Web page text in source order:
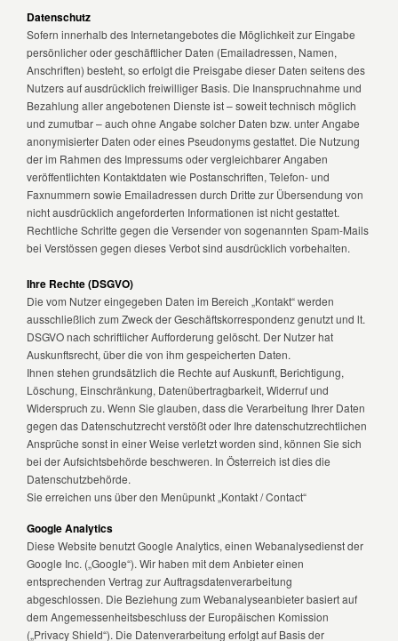
Datenschutz
Sofern innerhalb des Internetangebotes die Möglichkeit zur Eingabe
persönlicher oder geschäftlicher Daten (Emailadressen, Namen,
Anschriften) besteht, so erfolgt die Preisgabe dieser Daten seitens des
Nutzers auf ausdrücklich freiwilliger Basis. Die Inanspruchnahme und
Bezahlung aller angebotenen Dienste ist – soweit technisch möglich
und zumutbar – auch ohne Angabe solcher Daten bzw. unter Angabe
anonymisierter Daten oder eines Pseudonyms gestattet. Die Nutzung
der im Rahmen des Impressums oder vergleichbarer Angaben
veröffentlichten Kontaktdaten wie Postanschriften, Telefon- und
Faxnummern sowie Emailadressen durch Dritte zur Übersendung von
nicht ausdrücklich angeforderten Informationen ist nicht gestattet.
Rechtliche Schritte gegen die Versender von sogenannten Spam-Mails
bei Verstössen gegen dieses Verbot sind ausdrücklich vorbehalten.
Ihre Rechte (DSGVO)
Die vom Nutzer eingegeben Daten im Bereich „Kontakt“ werden
ausschließlich zum Zweck der Geschäftskorrespondenz genutzt und lt.
DSGVO nach schriftlicher Aufforderung gelöscht. Der Nutzer hat
Auskunftsrecht, über die von ihm gespeicherten Daten.
Ihnen stehen grundsätzlich die Rechte auf Auskunft, Berichtigung,
Löschung, Einschränkung, Datenübertragbarkeit, Widerruf und
Widerspruch zu. Wenn Sie glauben, dass die Verarbeitung Ihrer Daten
gegen das Datenschutzrecht verstößt oder Ihre datenschutzrechtlichen
Ansprüche sonst in einer Weise verletzt worden sind, können Sie sich
bei der Aufsichtsbehörde beschweren. In Österreich ist dies die
Datenschutzbehörde.
Sie erreichen uns über den Menüpunkt „Kontakt / Contact“
Google Analytics
Diese Website benutzt Google Analytics, einen Webanalysedienst der
Google Inc. („Google“). Wir haben mit dem Anbieter einen
entsprechenden Vertrag zur Auftragsdatenverarbeitung
abgeschlossen. Die Beziehung zum Webanalyseanbieter basiert auf
dem Angemessenheitsbeschluss der Europäischen Komission
(„Privacy Shield“). Die Datenverarbeitung erfolgt auf Basis der